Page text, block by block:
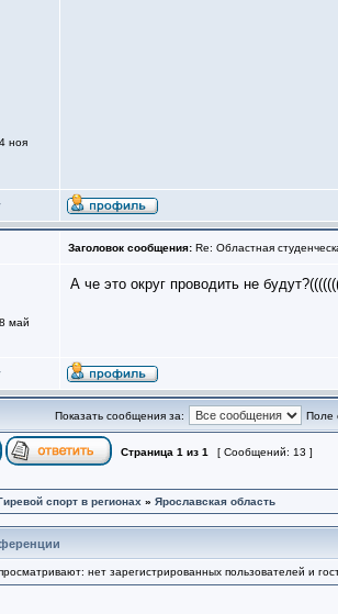
ноя
Заголовок сообщения: Re: Областная
май
А че это округ проводить не
Показать сообщения за: Поле
Страница 1 из 1 [ Сообщений: 13 ]
спорт в регионах » Ярославская область
нет зарегистрированных пользователей и